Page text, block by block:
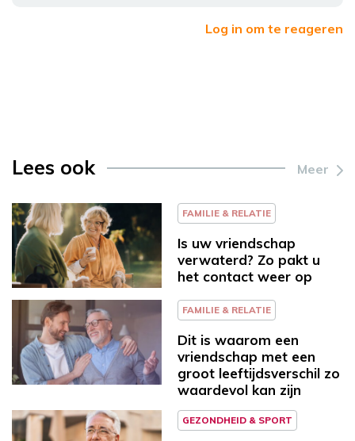
Log in om te reageren
Lees ook Meer
FAMILIE & RELATIE
Is uw vriendschap
verwaterd? Zo pakt u
het contact weer op
FAMILIE & RELATIE
Dit is waarom een
vriendschap met een
groot leeftijdsverschil zo
waardevol kan zijn
GEZONDHEID & SPORT